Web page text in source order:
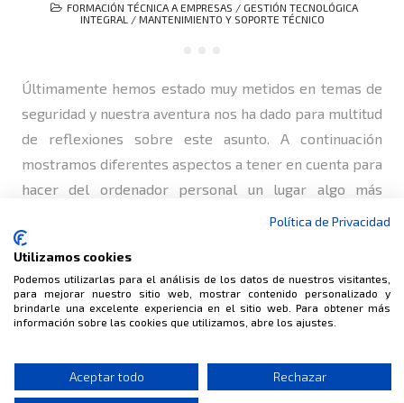
FORMACIÓN TÉCNICA A EMPRESAS / GESTIÓN TECNOLÓGICA
INTEGRAL / MANTENIMIENTO Y SOPORTE TÉCNICO
Últimamente hemos estado muy metidos en temas de
seguridad y nuestra aventura nos ha dado para multitud
de reflexiones sobre este asunto. A continuación
mostramos diferentes aspectos a tener en cuenta para
hacer del ordenador personal un lugar algo más
seguro. No son consejos mágicos ni requiere de
conocimientos técnicos avanzados, son directrices a
tener…
CONSULTORÍA · INFORMÁTICA · INTERNET
Política de Privacidad
Utilizamos cookies
Podemos utilizarlas para el análisis de los datos de nuestros visitantes,
para mejorar nuestro sitio web, mostrar contenido personalizado y
brindarle una excelente experiencia en el sitio web. Para obtener más
información sobre las cookies que utilizamos, abre los ajustes.
Aceptar todo Rechazar